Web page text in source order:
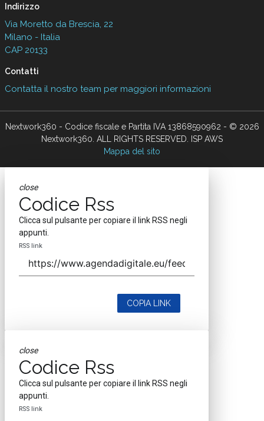
Indirizzo
Via Moretto da Brescia, 22
Milano - Italia
CAP 20133
Contatti
Contatta il nostro team per maggiori informazioni
Nextwork360 - Codice fiscale e Partita IVA 13868590962 - © 2026
Nextwork360. ALL RIGHTS RESERVED. ISP AWS
Mappa del sito
close
Codice Rss
Clicca sul pulsante per copiare il link RSS negli
appunti.
RSS link
COPIA LINK
close
Codice Rss
Clicca sul pulsante per copiare il link RSS negli
appunti.
RSS link